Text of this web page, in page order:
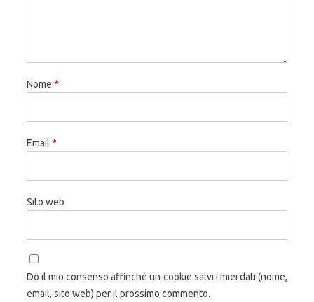
Nome *
Email *
Sito web
Do il mio consenso affinché un cookie salvi i miei dati (nome,
email, sito web) per il prossimo commento.